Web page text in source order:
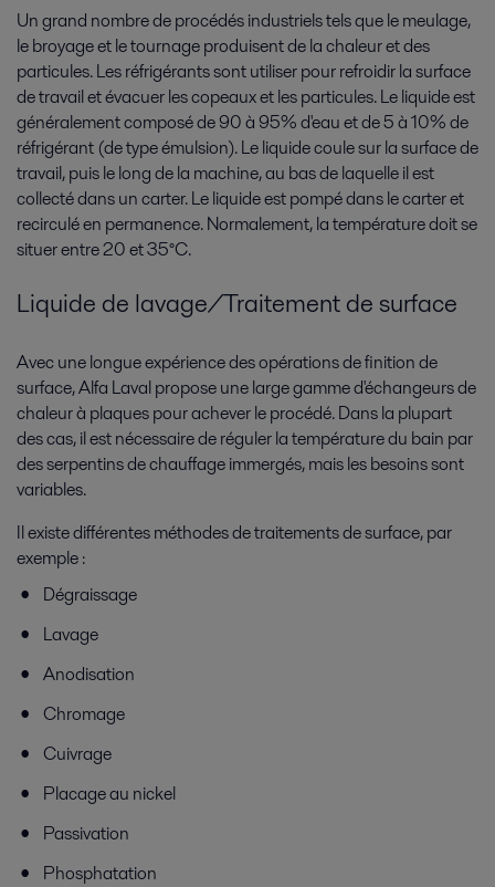
Un grand nombre de procédés industriels tels que le meulage,
le broyage et le tournage produisent de la chaleur et des
particules. Les réfrigérants sont utiliser pour refroidir la surface
de travail et évacuer les copeaux et les particules. Le liquide est
généralement composé de 90 à 95% d'eau et de 5 à 10% de
réfrigérant (de type émulsion). Le liquide coule sur la surface de
travail, puis le long de la machine, au bas de laquelle il est
collecté dans un carter. Le liquide est pompé dans le carter et
recirculé en permanence. Normalement, la température doit se
situer entre 20 et 35°C.
Liquide de lavage/Traitement de surface
Avec une longue expérience des opérations de finition de
surface, Alfa Laval propose une large gamme d'échangeurs de
chaleur à plaques pour achever le procédé. Dans la plupart
des cas, il est nécessaire de réguler la température du bain par
des serpentins de chauffage immergés, mais les besoins sont
variables.
Il existe différentes méthodes de traitements de surface, par
exemple :
Dégraissage
Lavage
Anodisation
Chromage
Cuivrage
Placage au nickel
Passivation
Phosphatation